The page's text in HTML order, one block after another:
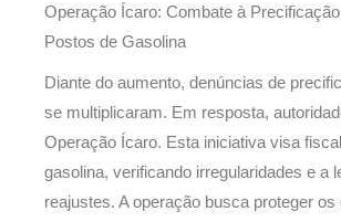
Operação Ícaro: Combate à
Postos de Gasolina
Diante do aumento, denúncias de
se multiplicaram. Em resposta,
Operação Ícaro. Esta iniciativa visa
gasolina, verificando irregularidades e a
reajustes. A operação busca proteger